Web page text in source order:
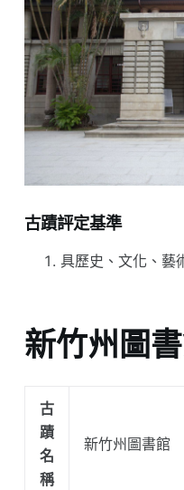
古蹟評定基準
具歷史、文化、藝
新竹州圖
古
蹟
名
稱
新竹州圖書館